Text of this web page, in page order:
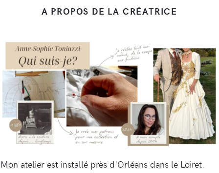
A PROPOS DE LA CRÉATRICE
Mon atelier est installé près d'Orléans dans le Loiret.